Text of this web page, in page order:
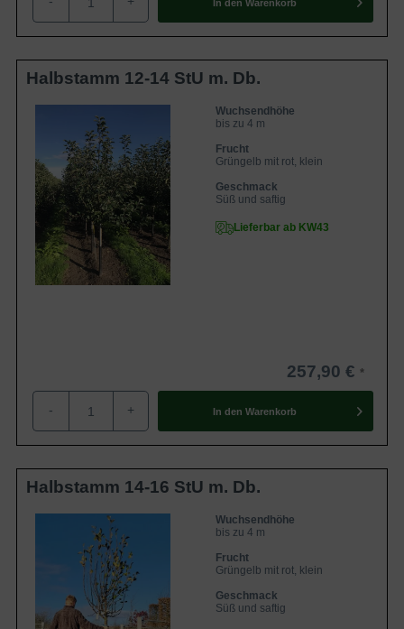
In den Warenkorb
Halbstamm 12-14 StU m. Db.
Wuchsendhöhe
bis zu 4 m
Frucht
Grüngelb mit rot, klein
Geschmack
Süß und saftig
Lieferbar ab KW43
257,90 €
- + In den Warenkorb
Halbstamm 14-16 StU m. Db.
Wuchsendhöhe
bis zu 4 m
Frucht
Grüngelb mit rot, klein
Geschmack
Süß und saftig